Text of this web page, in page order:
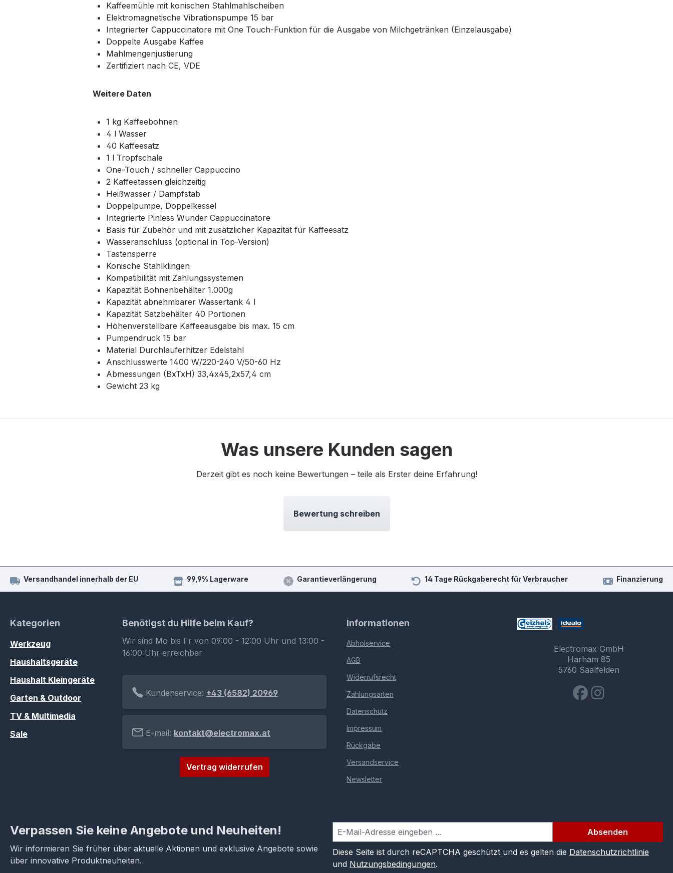
Kaffeemühle mit konischen Stahlmahlscheiben
Elektromagnetische Vibrationspumpe 15 bar
Integrierter Cappuccinatore mit One Touch-Funktion für die Ausgabe von Milchgetränken (Einzelausgabe)
Doppelte Ausgabe Kaffee
Mahlmengenjustierung
Zertifiziert nach CE, VDE
Weitere Daten
1 kg Kaffeebohnen
4 l Wasser
40 Kaffeesatz
1 l Tropfschale
One-Touch / schneller Cappuccino
2 Kaffeetassen gleichzeitig
Heißwasser / Dampfstab
Doppelpumpe, Doppelkessel
Integrierte Pinless Wunder Cappuccinatore
Basis für Zubehör und mit zusätzlicher Kapazität für Kaffeesatz
Wasseranschluss (optional in Top-Version)
Tastensperre
Konische Stahlklingen
Kompatibilität mit Zahlungssystemen
Kapazität Bohnenbehälter 1.000g
Kapazität abnehmbarer Wassertank 4 l
Kapazität Satzbehälter 40 Portionen
Höhenverstellbare Kaffeeausgabe bis max. 15 cm
Pumpendruck 15 bar
Material Durchlauferhitzer Edelstahl
Anschlusswerte 1400 W/220-240 V/50-60 Hz
Abmessungen (BxTxH) 33,4x45,2x57,4 cm
Gewicht 23 kg
Was unsere Kunden sagen
Derzeit gibt es noch keine Bewertungen – teile als Erster deine Erfahrung!
Bewertung schreiben
Versandhandel innerhalb der EU 99,9% Lagerware Garantieverlängerung 14 Tage Rückgaberecht für Verbraucher Finanzierung
Kategorien
Werkzeug
Haushaltsgeräte
Haushalt Kleingeräte
Garten & Outdoor
TV & Multimedia
Sale
Benötigst du Hilfe beim Kauf?
Wir sind Mo bis Fr von 09:00 - 12:00 Uhr und 13:00 -
16:00 Uhr erreichbar
Kundenservice: +43 (6582) 20969
E-mail: kontakt@electromax.at
Vertrag widerrufen
Informationen
Abholservice
AGB
Widerrufsrecht
Zahlungsarten
Datenschutz
Impressum
Rückgabe
Versandservice
Newsletter
Electromax GmbH
Harham 85
5760 Saalfelden
Verpassen Sie keine Angebote und Neuheiten!
Wir informieren Sie früher über aktuelle Aktionen und exklusive Angebote sowie
über innovative Produktneuheiten.
Absenden
Diese Seite ist durch reCAPTCHA geschützt und es gelten die Datenschutzrichtlinie
und Nutzungsbedingungen.